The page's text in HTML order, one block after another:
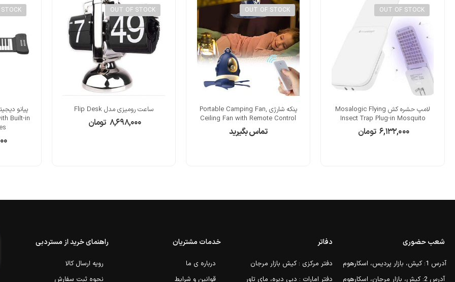
OUT OF STOCK
لامپ حشره کش Mosalogic Flying
Insect Trap Plug-in Mosquito
۶,۱۳۲,۰۰۰ تومان
OUT OF STOCK
پنکه شارژی Portable Camping Fan,
Ceiling Fan with Remote Control
تماس بگیرید
OUT OF STOCK
ساعت رومیزی مدل Flip Desk
۸,۶۹۸,۰۰۰ تومان
Built-in
راهنمای خرید از مستردبی
رویه ارسال کالا
نحوه ثبت سفارش
خدمات مشتریان
درباره ی ما
قوانین و شرایط
دفاتر
دفتر مرکزی : کیش بازار مرجان
دفتر امارات : دبی دیره، مای تاور
شعب حضوری
آدرس 1: کیش، بازار پردیس، اسکارهوم
آدرس 2: کیش، بازار مرجان، اسکارهوم